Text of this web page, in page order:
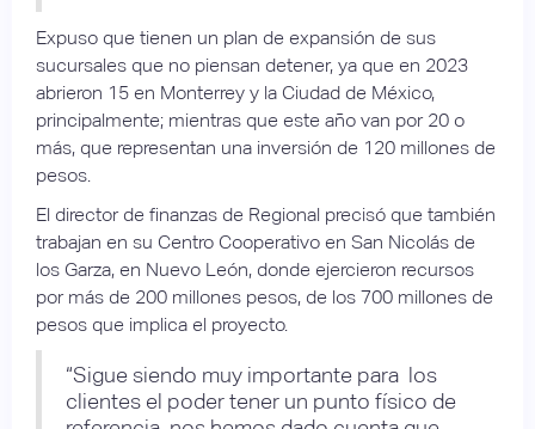
Expuso que tienen un plan de expansión de sus
sucursales que no piensan detener, ya que en 2023
abrieron 15 en Monterrey y la Ciudad de México,
principalmente; mientras que este año van por 20 o
más, que representan una inversión de 120 millones de
pesos.
El director de finanzas de Regional precisó que también
trabajan en su Centro Cooperativo en San Nicolás de
los Garza, en Nuevo León, donde ejercieron recursos
por más de 200 millones pesos, de los 700 millones de
pesos que implica el proyecto.
“Sigue siendo muy importante para los
clientes el poder tener un punto físico de